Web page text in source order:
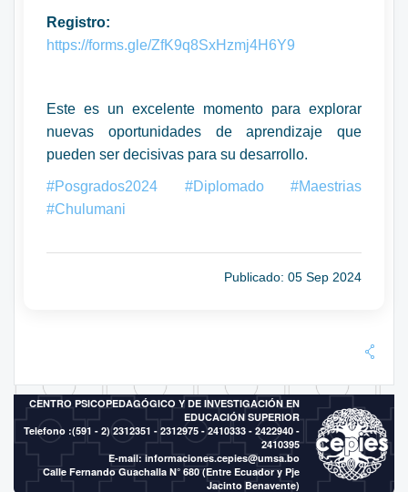
Registro:
https://forms.gle/ZfK9q8SxHzmj4H6Y9
Este es un excelente momento para explorar
nuevas oportunidades de aprendizaje que
pueden ser decisivas para su desarrollo.
#Posgrados2024 #Diplomado
#Maestrias
#Chulumani
Publicado: 05 Sep 2024
CENTRO PSICOPEDAGÓGICO Y DE INVESTIGACIÓN EN
EDUCACIÓN SUPERIOR
Telefono :(591 - 2) 2312351 - 2312975 - 2410333 - 2422940 -
2410395
E-mail: informaciones.cepies@umsa.bo
Calle Fernando Guachalla N° 680 (Entre Ecuador y Pje
Jacinto Benavente)